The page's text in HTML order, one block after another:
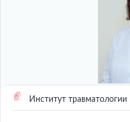
Институт